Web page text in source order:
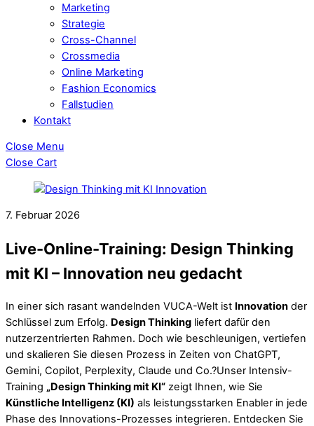
Marketing
Strategie
Cross-Channel
Crossmedia
Online Marketing
Fashion Economics
Fallstudien
Kontakt
Close Menu
Close Cart
7. Februar 2026
Live-Online-Training: Design Thinking
mit KI – Innovation neu gedacht
In einer sich rasant wandelnden VUCA-Welt ist Innovation der
Schlüssel zum Erfolg. Design Thinking liefert dafür den
nutzerzentrierten Rahmen. Doch wie beschleunigen, vertiefen
und skalieren Sie diesen Prozess in Zeiten von ChatGPT,
Gemini, Copilot, Perplexity, Claude und Co.?Unser Intensiv-
Training „Design Thinking mit KI“ zeigt Ihnen, wie Sie
Künstliche Intelligenz (KI) als leistungsstarken Enabler in jede
Phase des Innovations-Prozesses integrieren. Entdecken Sie